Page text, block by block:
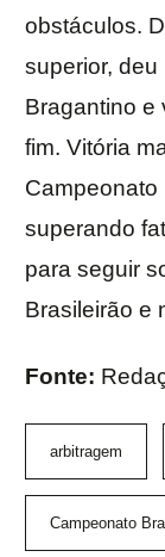
obstáculos.
superior, deu
Bragantino e
fim. Vitória
Campeonato
superando
para seguir
Brasileirão e
Fonte:
arbitragem
Campeonato